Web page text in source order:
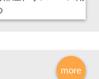
more